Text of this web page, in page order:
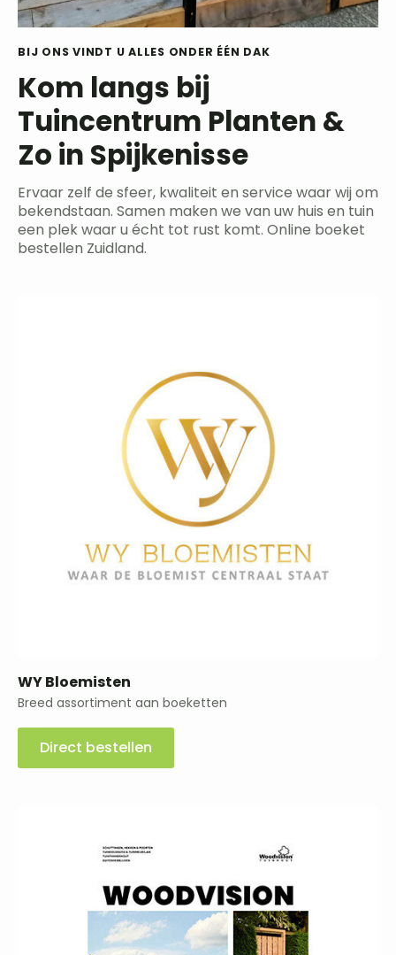
BIJ ONS VINDT U ALLES ONDER ÉÉN DAK
Kom langs bij
Tuincentrum Planten &
Zo in Spijkenisse
Ervaar zelf de sfeer, kwaliteit en service waar wij om
bekendstaan. Samen maken we van uw huis en tuin
een plek waar u écht tot rust komt. Online boeket
bestellen Zuidland.
WY Bloemisten
Breed assortiment aan boeketten
Direct bestellen